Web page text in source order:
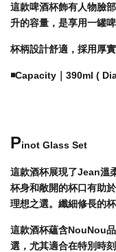
這款啤酒杯飾有人物臉
升的容量，是享用一罐啤
杯柄設計舒適，採用厚
◾️Capacity｜390ml (
Pinot Glass Set
這款酒杯展現了Jean溫
杯身和敞開的杯口有助
理想之選。纖細修長的
這款酒杯蘊含NouNou
選，尤其適合在特別時刻